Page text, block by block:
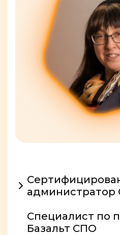
администратор
Специалист по
Базальт СПО